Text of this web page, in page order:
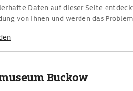
Daten auf dieser Seite
von Ihnen und werden das
Buckow